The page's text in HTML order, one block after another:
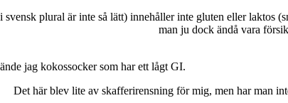
plural är inte så lätt) innehåller inte gluten eller laktos
man ju dock ändå vara
jag kokossocker som har ett lågt GI.
Det här blev lite av skafferirensning för mig, men har man